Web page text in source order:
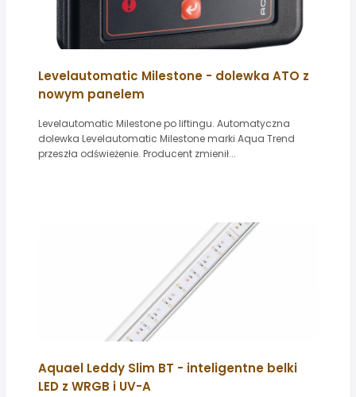
Levelautomatic Milestone - dolewka ATO z
nowym panelem
Levelautomatic Milestone po liftingu. Automatyczna
dolewka Levelautomatic Milestone marki Aqua Trend
przeszła odświeżenie. Producent zmienił...
Aquael Leddy Slim BT - inteligentne belki
LED z WRGB i UV-A